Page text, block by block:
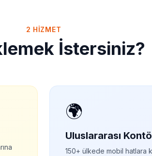
2 HIZMET
İstersiniz?
🌍
Uluslararası
150+ ülkede mobil hatlara